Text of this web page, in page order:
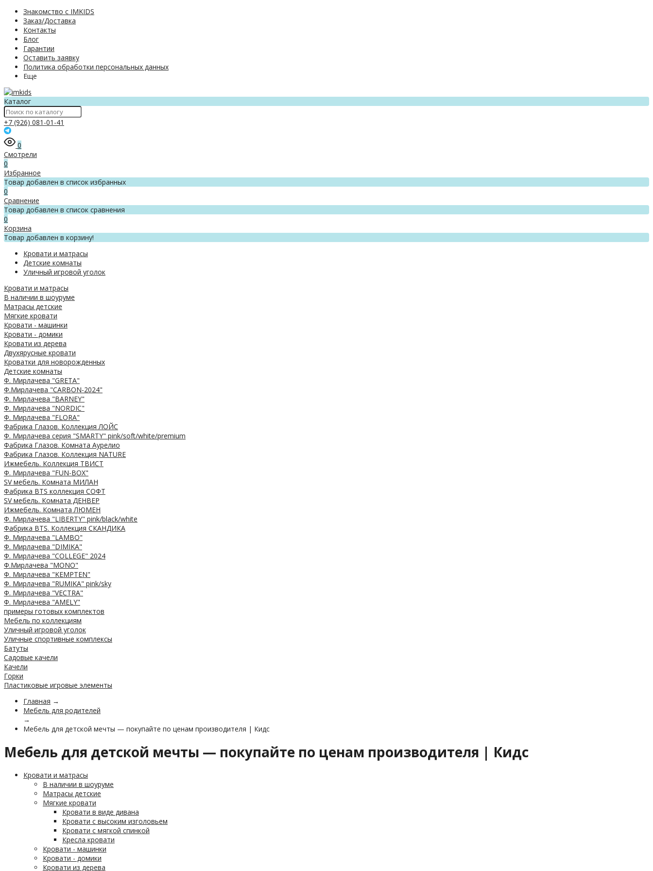
Знакомство с IMKIDS
Заказ/Доставка
Контакты
Блог
Гарантии
Оставить заявку
Политика обработки персональных данных
Еще
Каталог
+7 (926) 081-01-41
0
Смотрели
0
Избранное
Товар добавлен в список избранных
0
Сравнение
Товар добавлен в список сравнения
0
Корзина
Товар добавлен в корзину!
Кровати и матрасы
Детские комнаты
Уличный игровой уголок
Кровати и матрасы
В наличии в шоуруме
Матрасы детские
Мягкие кровати
Кровати - машинки
Кровати - домики
Кровати из дерева
Двухярусные кровати
Кроватки для новорожденных
Детские комнаты
Ф. Мирлачева "GRETA"
Ф.Мирлачева "CARBON-2024"
Ф. Мирлачева "BARNEY"
Ф. Мирлачева "NORDIC"
Ф. Мирлачева "FLORA"
Фабрика Глазов. Коллекция ЛОЙС
Ф. Мирлачева серия "SMARTY" pink/soft/white/premium
Фабрика Глазов. Комната Аурелио
Фабрика Глазов. Коллекция NATURE
Ижмебель. Коллекция ТВИСТ
Ф. Мирлачева "FUN-BOX"
SV мебель. Комната МИЛАН
Фабрика BTS коллекция СОФТ
SV мебель. Комната ДЕНВЕР
Ижмебель. Комната ЛЮМЕН
Ф. Мирлачева "LIBERTY" pink/black/white
Фабрика BTS. Коллекция СКАНДИКА
Ф. Мирлачева "LAMBO"
Ф. Мирлачева "DIMIKA"
Ф. Мирлачева "COLLEGE" 2024
Ф.Мирлачева "MONO"
Ф. Мирлачева "KEMPTEN"
Ф. Мирлачева "RUMIKA" pink/sky
Ф. Мирлачева "VECTRA"
Ф. Мирлачева "AMELY"
примеры готовых комплектов
Мебель по коллекциям
Уличный игровой уголок
Уличные спортивные комплексы
Батуты
Садовые качели
Качели
Горки
Пластиковые игровые элементы
Главная →
Мебель для родителей
→
Мебель для детской мечты — покупайте по ценам производителя | Кидс
Мебель для детской мечты — покупайте по ценам производителя | Кидс
Кровати и матрасы
В наличии в шоуруме
Матрасы детские
Мягкие кровати
Кровати в виде дивана
Кровати с высоким изголовьем
Кровати с мягкой спинкой
Кресла кровати
Кровати - машинки
Кровати - домики
Кровати из дерева